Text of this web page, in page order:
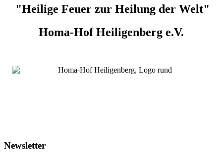
"Heilige Feuer zur Heilung der Welt"
Homa-Hof Heiligenberg e.V.
Newsletter